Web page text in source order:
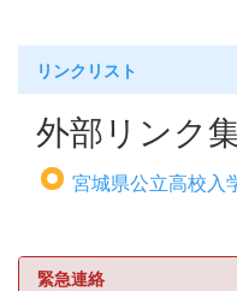
リンクリスト
外部リンク
宮城県公立高校入
緊急連絡